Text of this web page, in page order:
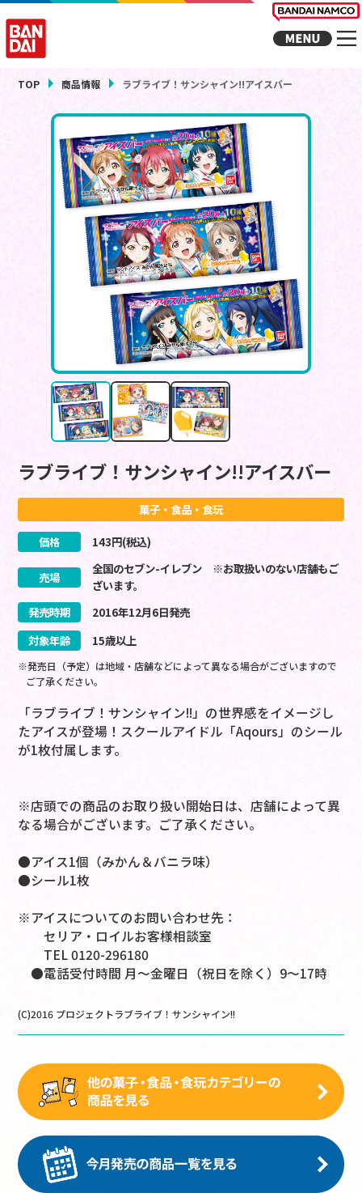
TOP 商品情報 ラブライブ！サンシャイン!!アイスバー
ラブライブ！サンシャイン!!アイスバー
菓子・食品・食玩
価格 143円(税込)
売場
全国のセブン-イレブン ※お取扱いのない店舗もご
ざいます。
発売時期
2016年12月6日発売
対象年齢
15歳以上
※発売日（予定）は地域・店舗などによって異なる場合がございますので
ご了承ください。
「ラブライブ！サンシャイン!!」の世界感をイメージし
たアイスが登場！スクールアイドル「Aqours」のシール
が1枚付属します。
※店頭での商品のお取り扱い開始日は、店舗によって異
なる場合がございます。ご了承ください。
●アイス1個（みかん＆バニラ味）
●シール1枚
※アイスについてのお問い合わせ先：
セリア・ロイルお客様相談室
TEL 0120-296180
●電話受付時間 月～金曜日（祝日を除く）9～17時
(C)2016 プロジェクトラブライブ！サンシャイン!!